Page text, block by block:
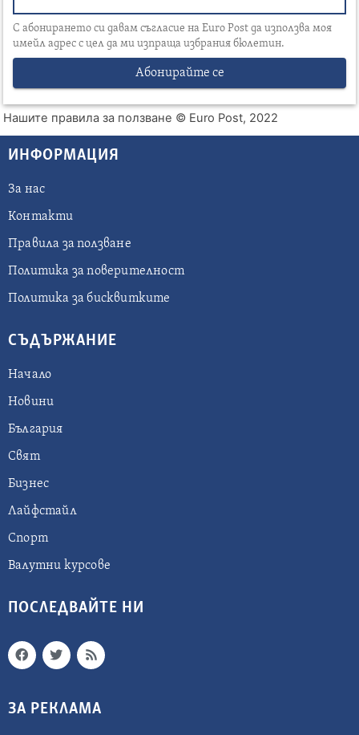
С абонирането си давам съгласие на Euro Post да използва моя
имейл адрес с цел да ми изпраща избрания бюлетин.
Абонирайте се
Нашите правила за ползване © Euro Post, 2022
ИНФОРМАЦИЯ
За нас
Контакти
Правила за ползване
Политика за поверителност
Политика за бисквитките
СЪДЪРЖАНИЕ
Начало
Новини
България
Свят
Бизнес
Лайфстайл
Спорт
Валутни курсове
ПОСЛЕДВАЙТЕ НИ
ЗА РЕКЛАМА